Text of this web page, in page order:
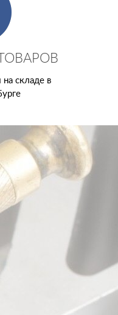
складе в